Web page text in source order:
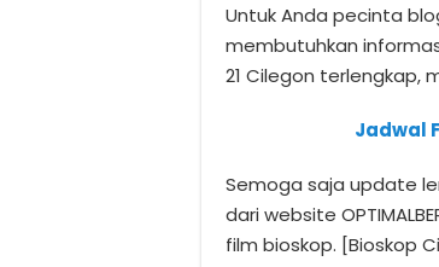
Untuk Anda pecinta
membutuhkan
21 Cilegon terlengkap,
Jadwal
Semoga saja update
dari website
film bioskop. [Bioskop